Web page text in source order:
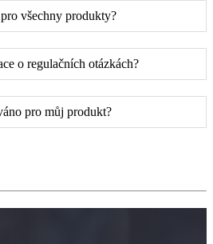
všechny produkty?
o regulačních otázkách?
pro můj produkt?